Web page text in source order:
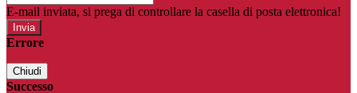
E-mail inviata, si prega di controllare la casella di posta elettronica!
Errore
Chiudi
Successo